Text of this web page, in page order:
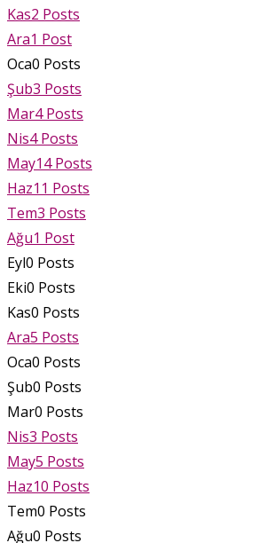
Kas2 Posts
Ara1 Post
Oca0 Posts
Şub3 Posts
Mar4 Posts
Nis4 Posts
May14 Posts
Haz11 Posts
Tem3 Posts
Ağu1 Post
Eyl0 Posts
Eki0 Posts
Kas0 Posts
Ara5 Posts
Oca0 Posts
Şub0 Posts
Mar0 Posts
Nis3 Posts
May5 Posts
Haz10 Posts
Tem0 Posts
Ağu0 Posts